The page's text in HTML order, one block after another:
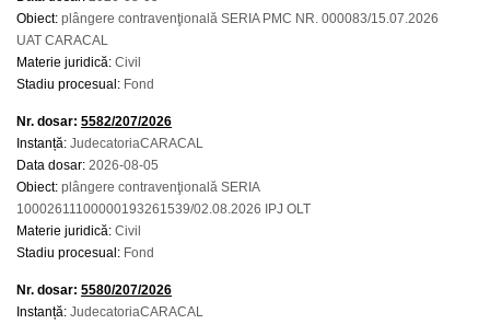
Obiect: plângere contravenţională SERIA PMC NR. 000083/15.07.2026
UAT CARACAL
Materie juridică: Civil
Stadiu procesual: Fond
Nr. dosar: 5582/207/2026
Instanță: JudecatoriaCARACAL
Data dosar: 2026-08-05
Obiect: plângere contravenţională SERIA
10002611100000193261539/02.08.2026 IPJ OLT
Materie juridică: Civil
Stadiu procesual: Fond
Nr. dosar: 5580/207/2026
Instanță: JudecatoriaCARACAL